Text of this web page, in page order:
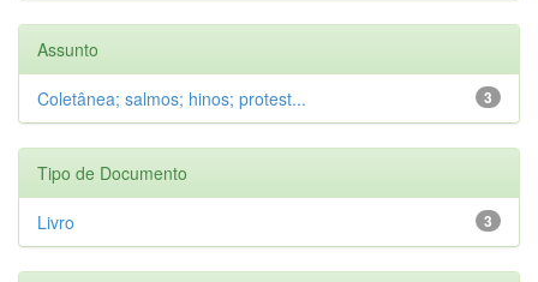
Assunto
3
Coletânea; salmos; hinos; protest...
Tipo de Documento
3
Livro